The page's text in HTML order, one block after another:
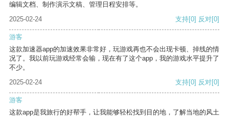
编辑文档、制作演示文稿、管理日程安排等。
2025-02-24
支持[0] 反对[0]
游客
这款加速器app的加速效果非常好，玩游戏再也不会出现卡顿、掉线的情
况了。我以前玩游戏经常会输，现在有了这个app，我的游戏水平提升了
不少。
2025-02-24
支持[0] 反对[0]
游客
这款app是我旅行的好帮手，让我能够轻松找到目的地，了解当地的风土